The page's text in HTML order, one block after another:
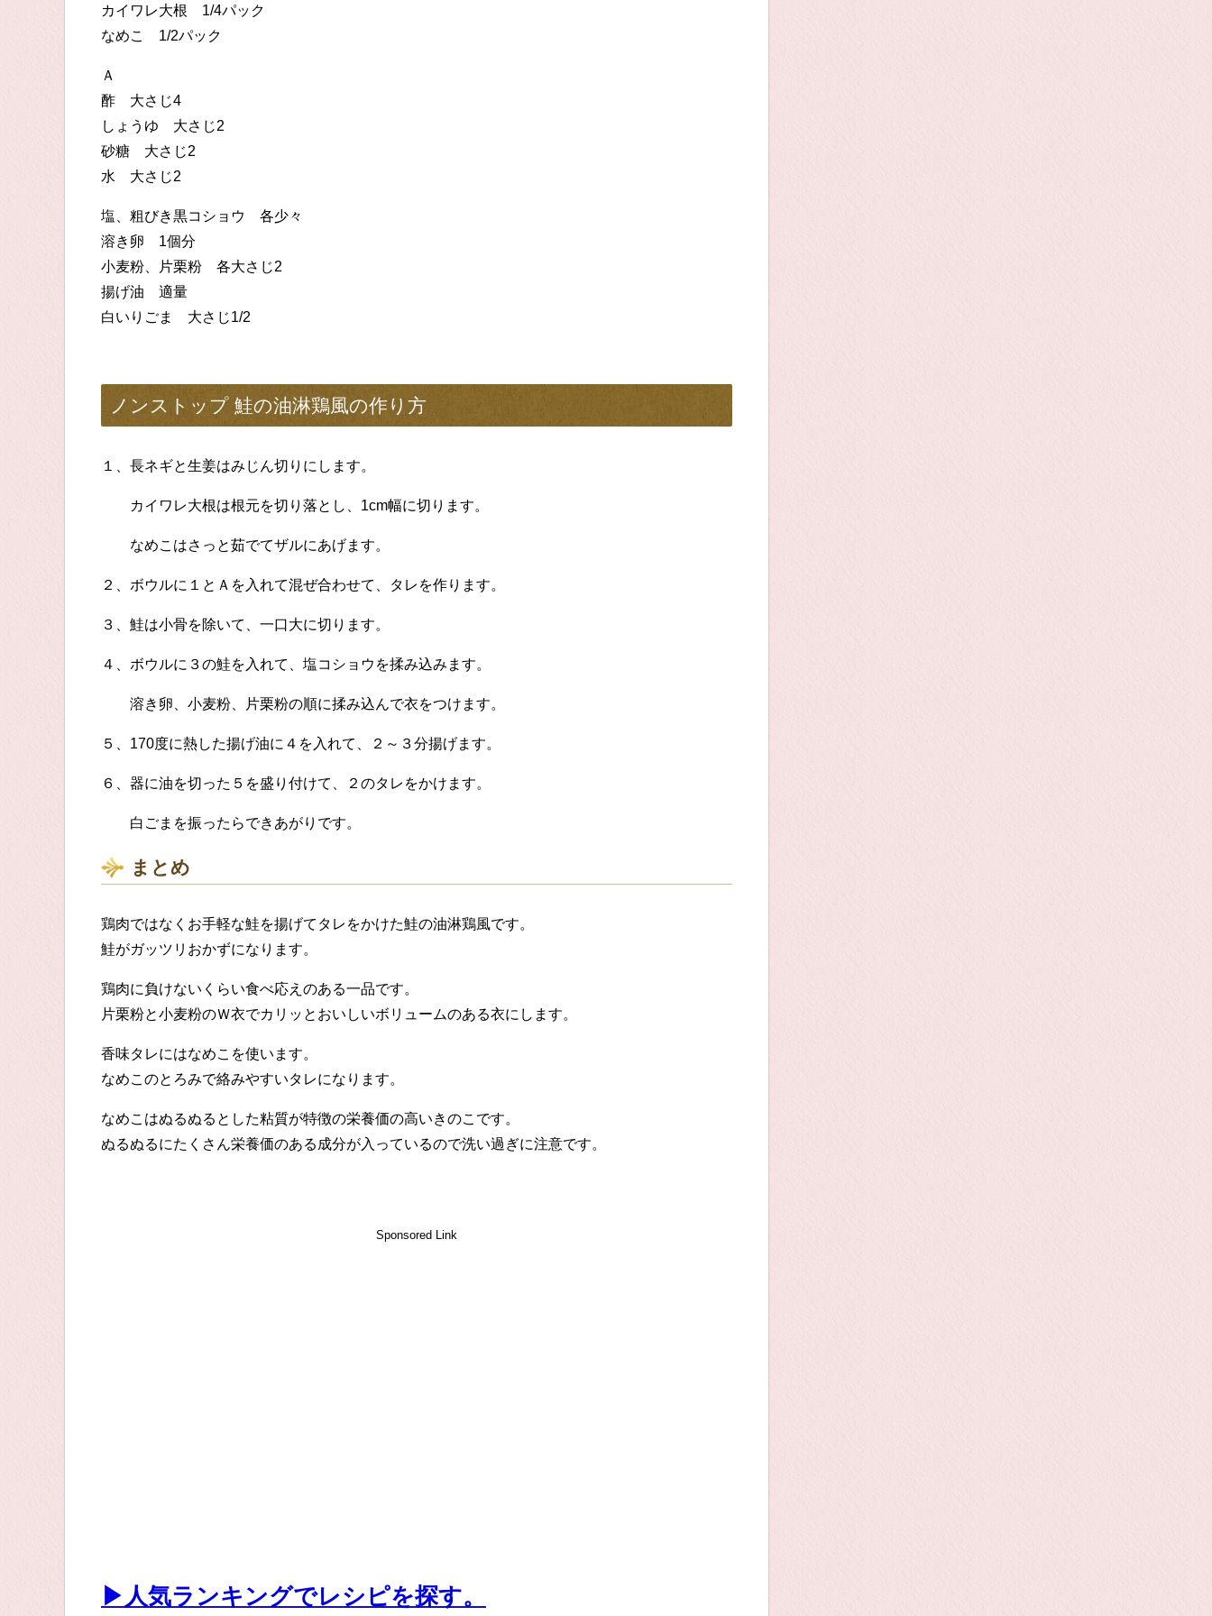
カイワレ大根 1/4パック
なめこ 1/2パック
Ａ
酢 大さじ4
しょうゆ 大さじ2
砂糖 大さじ2
水 大さじ2
塩、粗びき黒コショウ 各少々
溶き卵 1個分
小麦粉、片栗粉 各大さじ2
揚げ油 適量
白いりごま 大さじ1/2
ノンストップ 鮭の油淋鶏風の作り方
１、長ネギと生姜はみじん切りにします。
カイワレ大根は根元を切り落とし、1cm幅に切ります。
なめこはさっと茹でてザルにあげます。
２、ボウルに１とＡを入れて混ぜ合わせて、タレを作ります。
３、鮭は小骨を除いて、一口大に切ります。
４、ボウルに３の鮭を入れて、塩コショウを揉み込みます。
溶き卵、小麦粉、片栗粉の順に揉み込んで衣をつけます。
５、170度に熱した揚げ油に４を入れて、２～３分揚げます。
６、器に油を切った５を盛り付けて、２のタレをかけます。
白ごまを振ったらできあがりです。
まとめ
鶏肉ではなくお手軽な鮭を揚げてタレをかけた鮭の油淋鶏風です。
鮭がガッツリおかずになります。
鶏肉に負けないくらい食べ応えのある一品です。
片栗粉と小麦粉のＷ衣でカリッとおいしいボリュームのある衣にします。
香味タレにはなめこを使います。
なめこのとろみで絡みやすいタレになります。
なめこはぬるぬるとした粘質が特徴の栄養価の高いきのこです。
ぬるぬるにたくさん栄養価のある成分が入っているので洗い過ぎに注意です。
Sponsored Link
▶人気ランキングでレシピを探す。